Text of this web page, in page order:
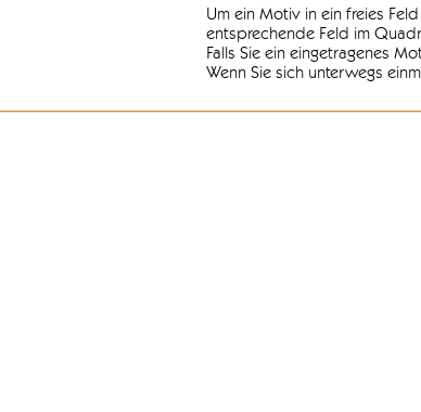
Um ein Motiv in ein freies
entsprechende Feld im
Falls Sie ein eingetragenes
Wenn Sie sich unterwegs